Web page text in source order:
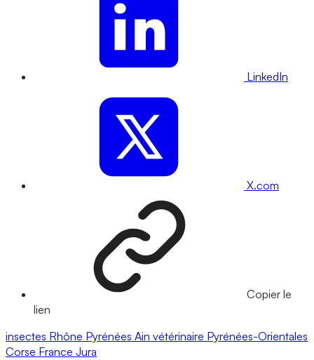
LinkedIn
X.com
Copier le
lien
insectes Rhône Pyrénées Ain vétérinaire Pyrénées-Orientales
Corse France Jura